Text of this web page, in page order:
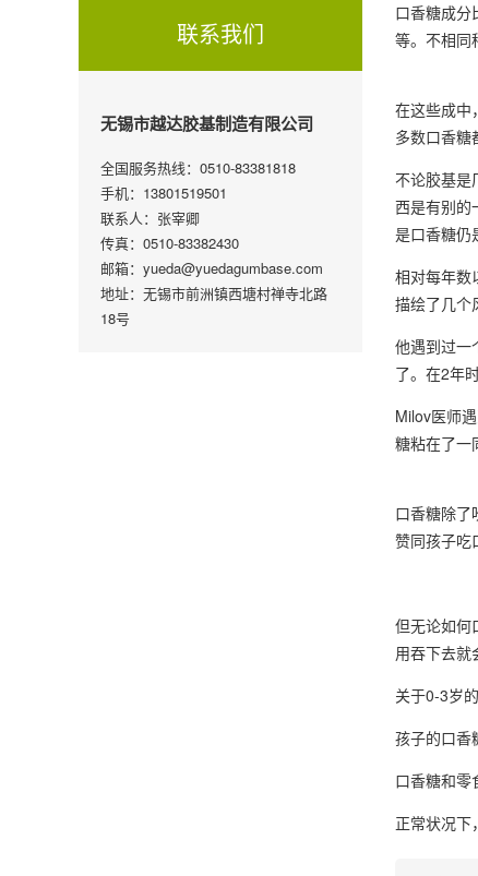
联系我们
无锡市越达胶基制造有限公司
全国服务热线：0510-83381818
手机：13801519501
联系人：张宰卿
传真：0510-83382430
邮箱：yueda@yuedagumbase.com
地址：无锡市前洲镇西塘村禅寺北路
18号
口香糖成分
等。不相同
在这些成中
多数口香糖
不论胶基是
西是有别的
是口香糖仍
相对每年数
描绘了几个
他遇到过一
了。在2年
Milov医师
糖粘在了一
口香糖除了
赞同孩子吃
但无论如何
用吞下去就
关于0-3岁
孩子的口香
口香糖和零
正常状况下